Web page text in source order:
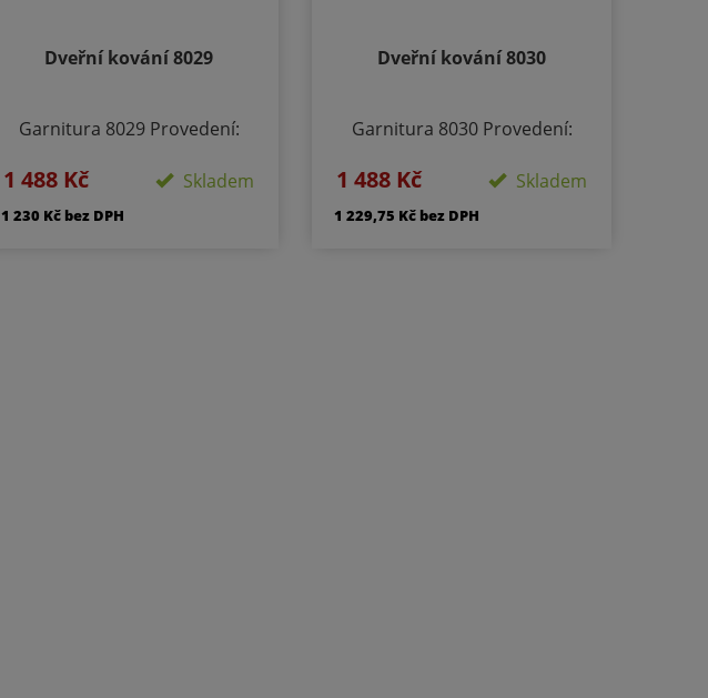
Dveřní kování 8029
Garnitura 8029 Provedení:
klika/klika otvor pro dozický
cylindrickou vložku WC
1 488 Kč Skladem
1 230 Kč bez DPH
Dveřní kování 8030
Garnitura 8030 Provedení:
klika/klika otvor pro dozický
cylindrickou vložku WC
1 488 Kč Skladem
1 229,75 Kč bez DPH